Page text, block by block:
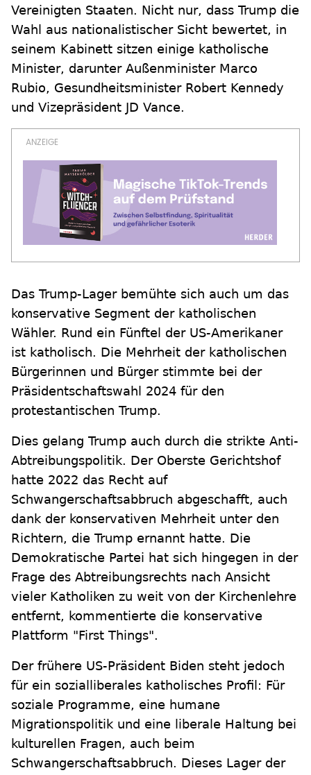
Vereinigten Staaten. Nicht nur, dass Trump die
Wahl aus nationalistischer Sicht bewertet, in
seinem Kabinett sitzen einige katholische
Minister, darunter Außenminister Marco
Rubio, Gesundheitsminister Robert Kennedy
und Vizepräsident JD Vance.
Das Trump-Lager bemühte sich auch um das
konservative Segment der katholischen
Wähler. Rund ein Fünftel der US-Amerikaner
ist katholisch. Die Mehrheit der katholischen
Bürgerinnen und Bürger stimmte bei der
Präsidentschaftswahl 2024 für den
protestantischen Trump.
Dies gelang Trump auch durch die strikte Anti-
Abtreibungspolitik. Der Oberste Gerichtshof
hatte 2022 das Recht auf
Schwangerschaftsabbruch abgeschafft, auch
dank der konservativen Mehrheit unter den
Richtern, die Trump ernannt hatte. Die
Demokratische Partei hat sich hingegen in der
Frage des Abtreibungsrechts nach Ansicht
vieler Katholiken zu weit von der Kirchenlehre
entfernt, kommentierte die konservative
Plattform "First Things".
Der frühere US-Präsident Biden steht jedoch
für ein sozialliberales katholisches Profil: Für
soziale Programme, eine humane
Migrationspolitik und eine liberale Haltung bei
kulturellen Fragen, auch beim
Schwangerschaftsabbruch. Dieses Lager der